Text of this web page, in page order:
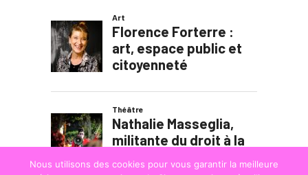
Nous utilisons des cookies pour vous garantir la meilleure